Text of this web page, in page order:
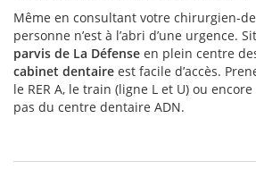
Même en consultant votre chirurgien-
personne n’est à l’abri d’une urgence.
parvis de La Défense en plein centre
cabinet dentaire est facile d’accès.
le RER A, le train (ligne L et U) ou
pas du centre dentaire ADN.